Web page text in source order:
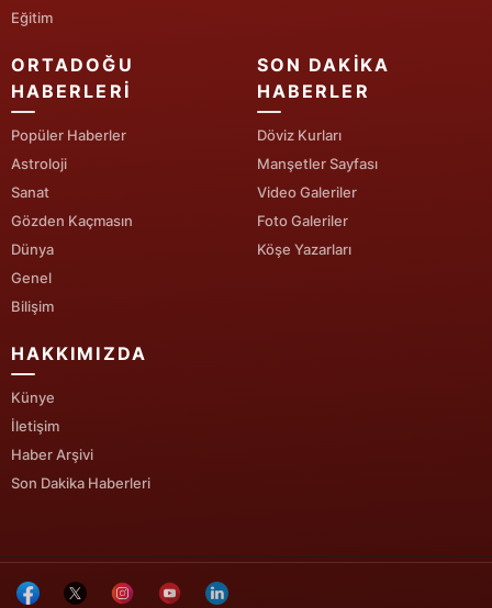
Uşak
Yozgat
Zonguldak
Aksaray
Ardahan
Eğitim
ORTADOĞU
HABERLERI
Popüler Haberler
Astroloji
Sanat
Gözden Kaçmasın
Dünya
Genel
Bilişim
SON DAKIKA
HABERLER
Döviz Kurları
Manşetler Sayfası
Video Galeriler
Foto Galeriler
Köşe Yazarları
HAKKIMIZDA
Künye
İletişim
Haber Arşivi
Son Dakika Haberleri